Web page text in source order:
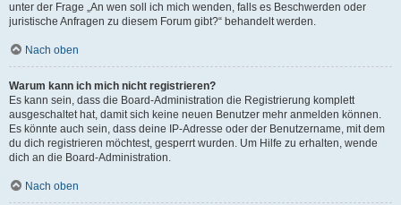
unter der Frage „An wen soll ich mich wenden, falls es Beschwerden oder
juristische Anfragen zu diesem Forum gibt?“ behandelt werden.
Nach oben
Warum kann ich mich nicht registrieren?
Es kann sein, dass die Board-Administration die Registrierung komplett
ausgeschaltet hat, damit sich keine neuen Benutzer mehr anmelden können.
Es könnte auch sein, dass deine IP-Adresse oder der Benutzername, mit dem
du dich registrieren möchtest, gesperrt wurden. Um Hilfe zu erhalten, wende
dich an die Board-Administration.
Nach oben